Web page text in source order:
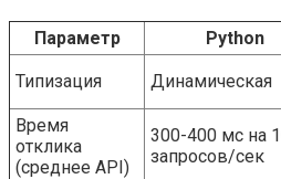
Параметр Python
Типизация Динамическая
Время
отклика
(среднее API)
300-400 мс на
запросов/сек